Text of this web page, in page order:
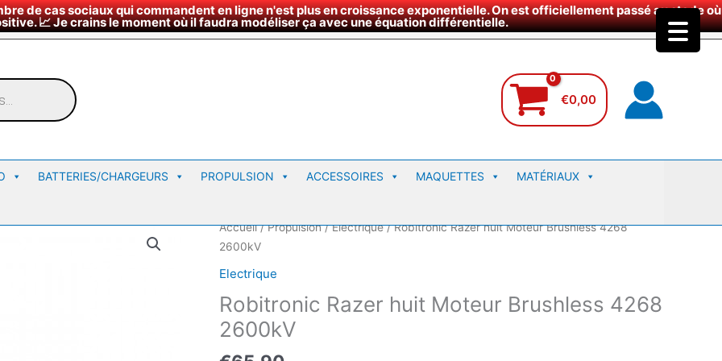
de cas sociaux qui commandent en ligne n'est plus en croissance exponentielle. On est officiellement passé au stade où
📈 Je crains le moment où il faudra modéliser ça avec une équation différentielle.
¤Horaires du magasin ∇ Nous rendre visite
€0,00
BATTERIES/CHARGEURS PROPULSION ACCESSOIRES MAQUETTES MATÉRIAUX
Accueil/Propulsion/Electrique/ Robitronic Razer huit Moteur Brushless 4268
2600kV
Electrique
Robitronic Razer huit Moteur Brushless 4268
2600kV